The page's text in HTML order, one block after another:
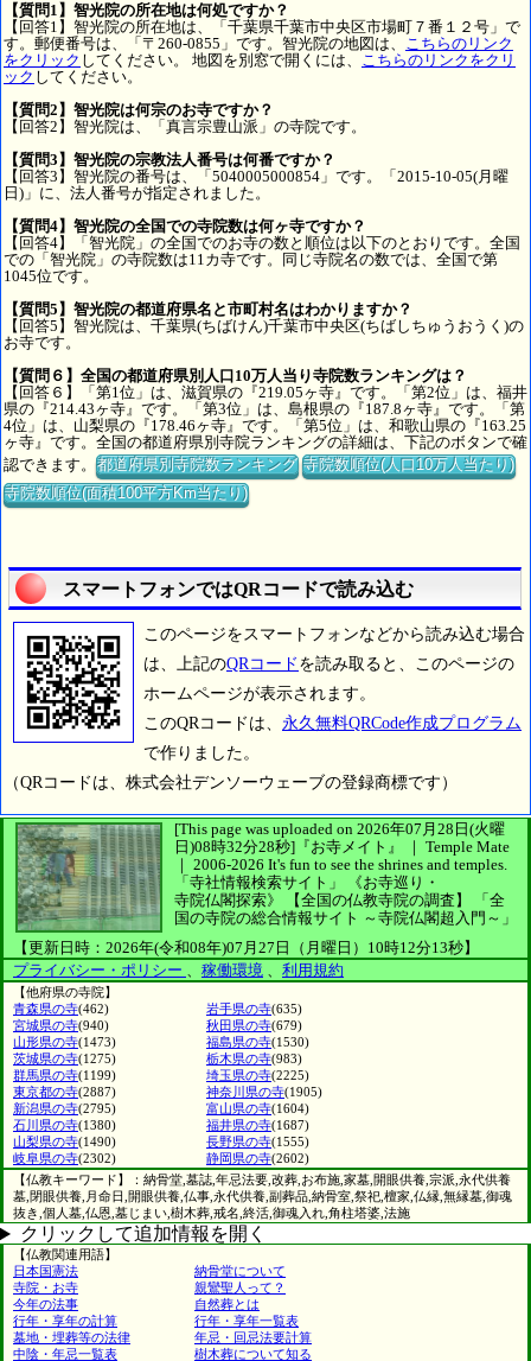
【質問1】智光院の所在地は何処ですか？
【回答1】智光院の所在地は、「千葉県千葉市中央区市場町７番１２号」で
す。郵便番号は、「〒260-0855」です。智光院の地図は、 こちらのリンク
をクリック してください。 地図を別窓で開くには、 こちらのリンクをクリ
ック してください。
【質問2】智光院は何宗のお寺ですか？
【回答2】智光院は、「真言宗豊山派」の寺院です。
【質問3】智光院の宗教法人番号は何番ですか？
【回答3】智光院の番号は、「5040005000854」です。「2015-10-05(月曜
日)」に、法人番号が指定されました。
【質問4】智光院の全国での寺院数は何ヶ寺ですか？
【回答4】「智光院」の全国でのお寺の数と順位は以下のとおりです。全国
での「智光院」の寺院数は11カ寺です。同じ寺院名の数では、全国で第
1045位です。
【質問5】智光院の都道府県名と市町村名はわかりますか？
【回答5】智光院は、千葉県(ちばけん)千葉市中央区(ちばしちゅうおうく)の
お寺です。
【質問６】全国の都道府県別人口10万人当り寺院数ランキングは？
【回答６】「第1位」は、滋賀県の『219.05ヶ寺』です。「第2位」は、福井
県の『214.43ヶ寺』です。「第3位」は、島根県の『187.8ヶ寺』です。「第
4位」は、山梨県の『178.46ヶ寺』です。「第5位」は、和歌山県の『163.25
ヶ寺』です。全国の都道府県別寺院ランキングの詳細は、下記のボタンで確
認できます。都道府県別寺院数ランキング 寺院数順位(人口10万人当たり)
寺院数順位(面積100平方Km当たり)
スマートフォンではQRコードで読み込む
このページをスマートフォンなどから読み込む場合
は、上記のQRコード を読み取ると、このページの
ホームページが表示されます。
このQRコードは、 永久無料QRCode作成プログラム
で作りました。
（QRコードは、株式会社デンソーウェーブの登録商標です）
[This page was uploaded on 2026年07月28日(火曜
日)08時32分28秒] 『お寺メイト』 ｜ Temple Mate
｜ 2006-2026 It's fun to see the shrines and temples.
「寺社情報検索サイト」
《お寺巡り・
寺院仏閣探索》
【全国の仏教寺院の調査】
「全
国の寺院の総合情報サイト ～寺院仏閣超入門～」
【更新日時：2026年(令和08年)07月27日（月曜日）10時12分13秒】
プライバシー・ポリシー 、 稼働環境 、 利用規約
【他府県の寺院】
青森県の寺(462) 岩手県の寺(635)
宮城県の寺(940) 秋田県の寺(679)
山形県の寺(1473) 福島県の寺(1530)
茨城県の寺(1275) 栃木県の寺(983)
群馬県の寺(1199) 埼玉県の寺(2225)
東京都の寺(2887) 神奈川県の寺(1905)
新潟県の寺(2795) 富山県の寺(1604)
石川県の寺(1380) 福井県の寺(1687)
山梨県の寺(1490) 長野県の寺(1555)
岐阜県の寺(2302) 静岡県の寺(2602)
【仏教キーワード】：納骨堂,墓誌,年忌法要,改葬,お布施,家墓,開眼供養,宗派,永代供養
墓,閉眼供養,月命日,開眼供養,仏事,永代供養,副葬品,納骨室,祭祀,檀家,仏縁,無縁墓,御魂
抜き,個人墓,仏恩,墓じまい,樹木葬,戒名,終活,御魂入れ,角柱塔婆,法施
クリックして追加情報を開く
【仏教関連用語】
日本国憲法
納骨堂について
寺院・お寺
親鸞聖人って？
今年の法事
自然葬とは
行年・享年の計算
行年・享年一覧表
墓地・埋葬等の法律
年忌・回忌法要計算
中陰・年忌一覧表
樹木葬について知る